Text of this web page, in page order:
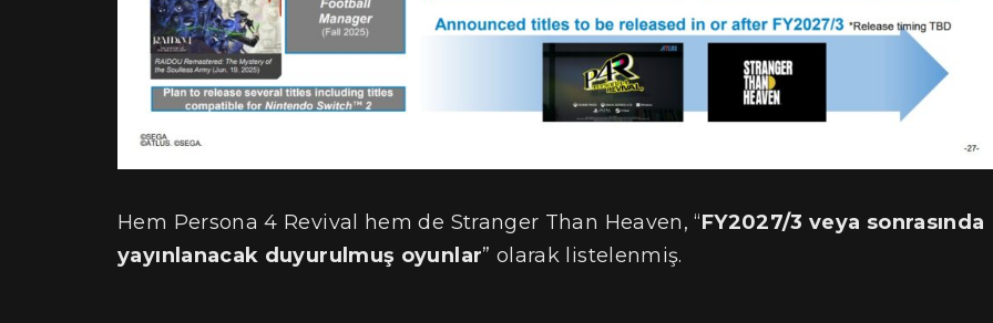
Hem Persona 4 Revival hem de Stranger Than Heaven, “FY2027/3 veya sonrasında
yayınlanacak duyurulmuş oyunlar” olarak listelenmiş.